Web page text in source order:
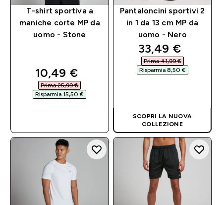
T-shirt sportiva a
maniche corte MP da
uomo - Stone
discounted price
10,49 €‎
Prima 25,99 €‎
Risparmia 15,50 €‎
Pantaloncini sportivi 2
in 1 da 13 cm MP da
uomo - Nero
discounted
33,49 €‎
Prima 41,99 €‎
Risparmia 8,50 €‎
SCOPRI LA NUOVA
COLLEZIONE